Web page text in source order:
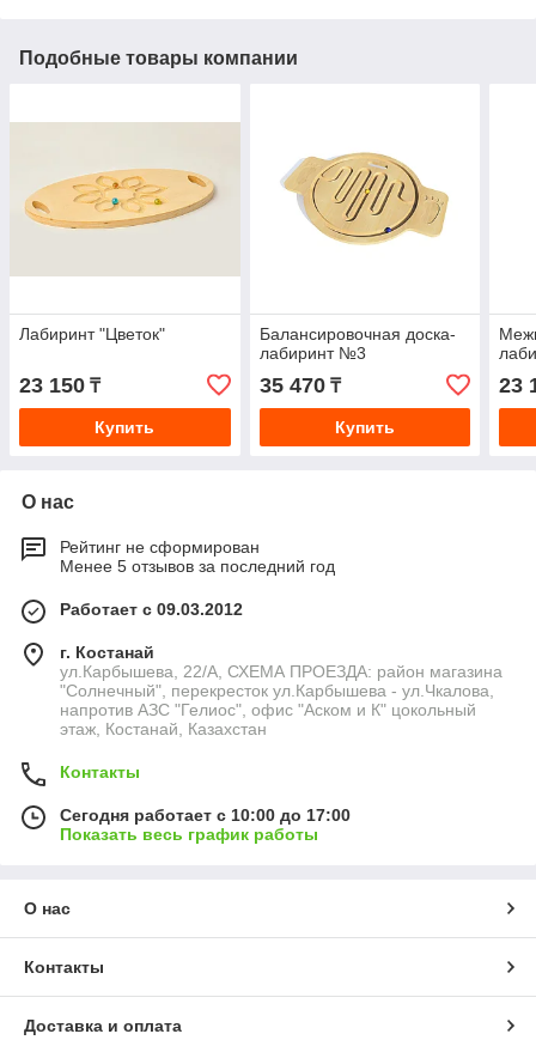
Подобные товары компании
Лабиринт "Цветок"
23 150 ₸
Купить
Балансировочная доска-
лабиринт №3
35 470₸
Купить
23
О нас
Рейтинг не сформирован
Менее 5 отзывов за последний год
Работает с 09.03.2012
г. Костанай
ул.Карбышева, 22/А, СХЕМА ПРОЕЗДА: район магазина
"Солнечный", перекресток ул.Карбышева - ул.Чкалова,
напротив АЗС "Гелиос", офис "Аском и К" цокольный
этаж, Костанай, Казахстан
Контакты
Сегодня работает с 10:00 до 17:00
Показать весь график работы
О нас
Контакты
Доставка и оплата